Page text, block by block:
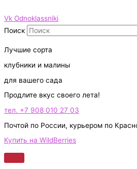
Vk Odnoklassniki
Поиск
Лучшие сорта
клубники и малины
для вашего сада
Продлите вкус своего лета!
тел. +7 908 010 27 03
Почтой по России, курьером по
Купить на WildBerries